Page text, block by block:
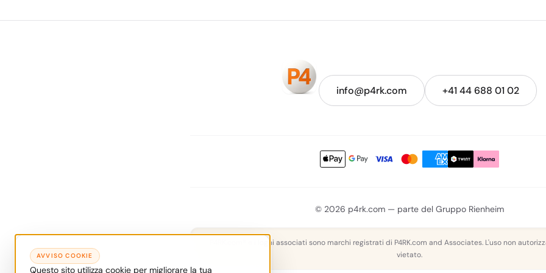
info@p4rk.com +41 44 688 01 02
© 2026 p4rk.com — parte del Gruppo Rienheim
P4RK.com® e i loghi associati sono marchi registrati di P4RK.com and Associates. L'uso non
vietato.
AVVISO COOKIE
Questo sito utilizza cookie per migliorare la tua